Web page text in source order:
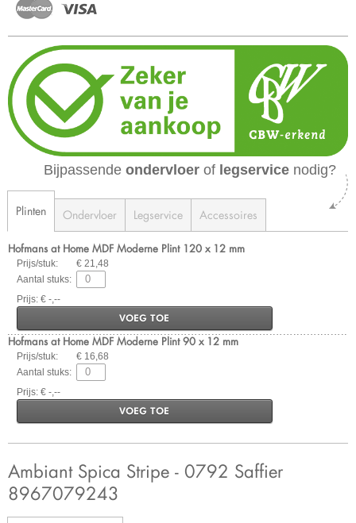
Bijpassende ondervloer of legservice nodig?
Plinten Ondervloer Legservice Accessoires
Hofmans at Home MDF Moderne Plint 120 x 12 mm
Prijs/stuk:
€ 21,48
Aantal stuks:
Prijs: € -,--
VOEG TOE
Hofmans at Home MDF Moderne Plint 90 x 12 mm
Prijs/stuk:
€ 16,68
Aantal stuks:
Prijs: € -,--
VOEG TOE
Ambiant Spica Stripe - 0792 Saffier
8967079243